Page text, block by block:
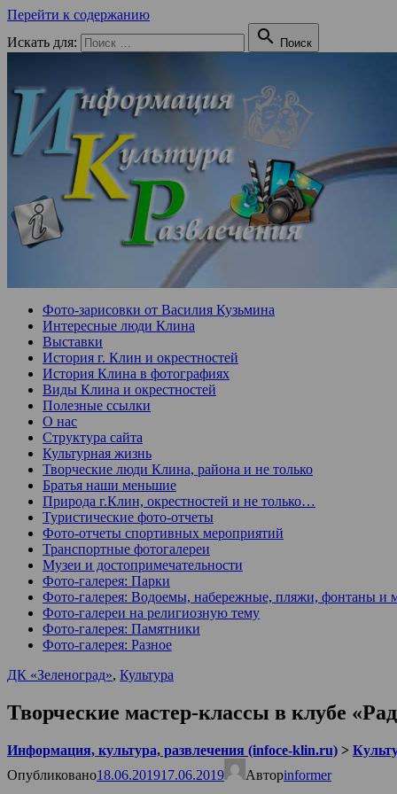
Перейти к содержанию
Искать для:
 Поиск
Фото-зарисовки от Василия Кузьмина
Интересные люди Клина
Выставки
История г. Клин и окрестностей
История Клина в фотографиях
Виды Клина и окрестностей
Полезные ссылки
О нас
Структура сайта
Культурная жизнь
Творческие люди Клина, района и не только
Братья наши меньшие
Природа г.Клин, окрестностей и не только…
Туристические фото-отчеты
Фото-отчеты спортивных мероприятий
Транспортные фотогалереи
Музеи и достопримечательности
Фото-галерея: Парки
Фото-галерея: Водоемы, набережные, пляжи, фонтаны и
Фото-галереи на религиозную тему
Фото-галерея: Памятники
Фото-галерея: Разное
ДК «Зеленоград», Культура
Творческие мастер-классы в клубе
Информация, культура, развлечения (infoce-klin.ru) >
Опубликовано18.06.201917.06.2019 Авторinformer